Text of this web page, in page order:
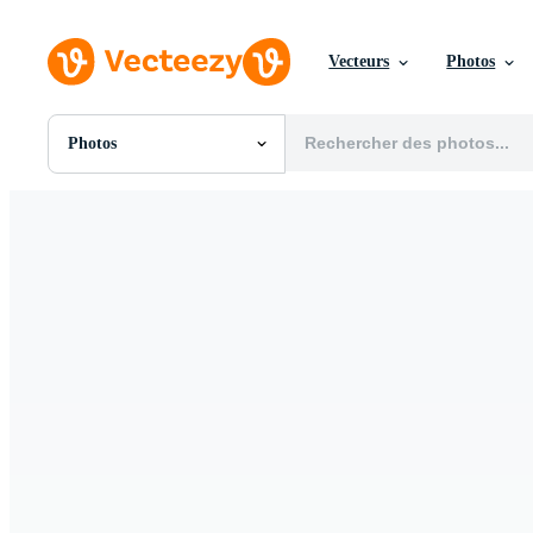
Vecteurs Photos
Photos
Toutes Images